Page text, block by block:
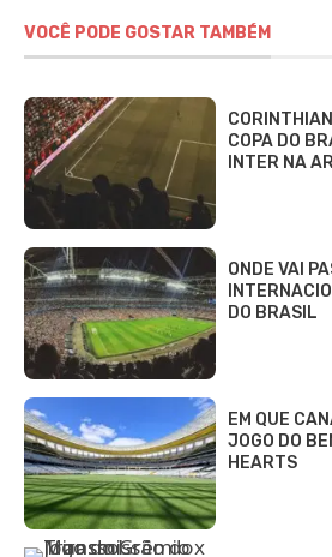
VOCÊ PODE GOSTAR TAMBÉM
COPA DO
INTER NA
ONDE VAI
DO BRASIL
EM QUE
JOGO DO
HEARTS